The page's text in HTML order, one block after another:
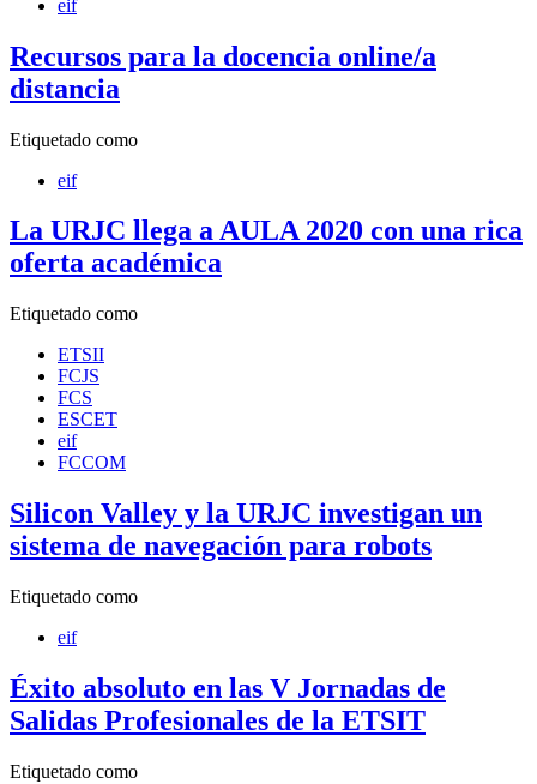
eif
Recursos para la docencia online/a
distancia
Etiquetado como
eif
La URJC llega a AULA 2020 con una rica
oferta académica
Etiquetado como
ETSII
FCJS
FCS
ESCET
eif
FCCOM
Silicon Valley y la URJC investigan un
sistema de navegación para robots
Etiquetado como
eif
Éxito absoluto en las V Jornadas de
Salidas Profesionales de la ETSIT
Etiquetado como